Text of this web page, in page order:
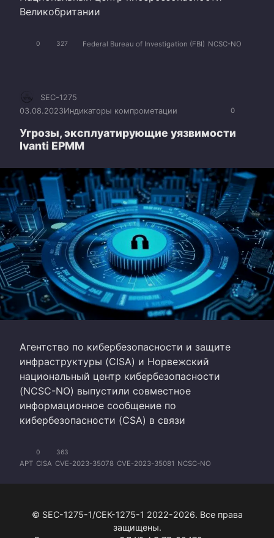
Великобритании
0 327 Federal Bureau of Investigation (FBI) NCSC-NO
0
SEC-1275
03.08.2023Индикаторы компрометации
Угрозы, эксплуатирующие уязвимости
Ivanti EPMM
Агентство по кибербезопасности и защите
инфраструктуры (CISA) и Норвежский
национальный центр кибербезопасности
(NCSC-NO) выпустили совместное
информационное сообщение по
кибербезопасности (CSA) в связи
0 363
APT CISA CVE-2023-35078 CVE-2023-35081 NCSC-NO
© SEC-1275-1/СЕК-1275-1 2022-2026. Все права
защищены.